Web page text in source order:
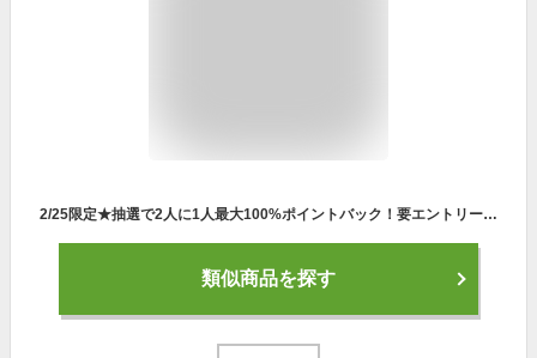
2/25限定★抽選で2人に1人最大100%ポイントバック！要エントリー 《今日だす》タイトリスト 2023 プロV1x ゴルフボール （ローナンバー） ［1ダース］ タイトリスト PRO V1 X ボール
類似商品を探す